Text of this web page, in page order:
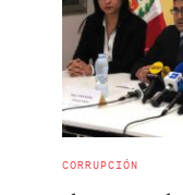
CORRUPCIÓN